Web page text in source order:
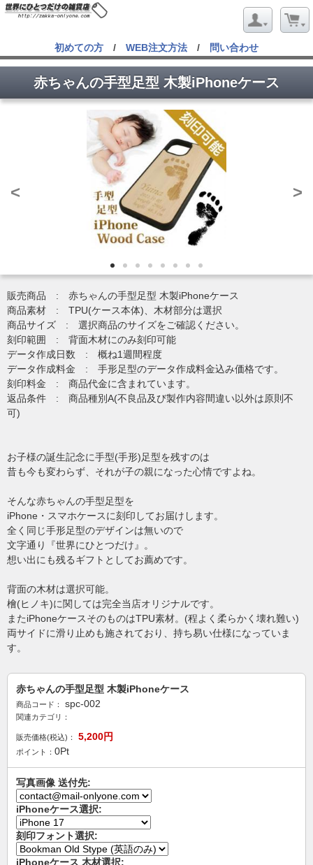
初めての方 / WEB注文方法 / 問い合わせ
赤ちゃんの手型足型 木製iPhoneケース
< >
販売商品 : 赤ちゃんの手型足型 木製iPhoneケース
商品素材 : TPU(ケース本体)、木材部分は選択
商品サイズ : 選択商品のサイズをご確認ください。
刻印範囲 : 背面木材にのみ刻印可能
データ作成日数 : 概ね1週間程度
データ作成料金 : 手形足型のデータ作成料金込み価格です。
刻印料金 : 商品代金に含まれています。
返品条件 : 商品種別A(不良品及び製作内容間違い以外は原則不
可)
お子様の誕生記念に手型(手形)足型を残すのは
昔も今も変わらず、それが子の親になった心情ですよね。
そんな赤ちゃんの手型足型を
iPhone・スマホケースに刻印してお届けします。
全く同じ手形足型のデザインは無いので
文字通り『世界にひとつだけ』。
想い出にも残るギフトとしてお薦めです。
背面の木材は選択可能。
檜(ヒノキ)に関しては完全当店オリジナルです。
またiPhoneケースそのものはTPU素材。(程よく柔らかく壊れ難い)
両サイドに滑り止めも施されており、持ち易い仕様になっていま
す。
赤ちゃんの手型足型 木製iPhoneケース
商品コード： spc-002
関連カテゴリ：
販売価格(税込)： 5,200円
ポイント： 0Pt
写真画像 送付先:
iPhoneケース選択:
刻印フォント選択:
iPhoneケース 木材選択: